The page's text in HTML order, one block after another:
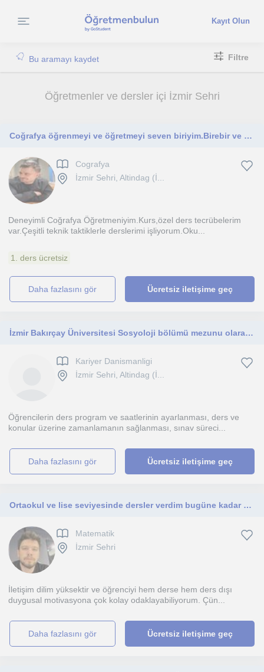
Kayıt Olun
Bu aramayı kaydet Filtre
Öğretmenler ve dersler içi İzmir Sehri
Coğrafya öğrenmeyi ve öğretmeyi seven biriyim.Birebir ve grup olarak Yüzyüze-Online Coğrafya-Sosyal Bilgiler özel dersi veriyorum
Cografya
İzmir Sehri, Altindag (İ...
Deneyimli Coğrafya Öğretmeniyim.Kurs,özel ders tecrübelerim
var.Çeşitli teknik taktiklerle derslerimi işliyorum.Oku...
1. ders ücretsiz
daha fazlasını gör Ücretsiz iletişime geç
İzmir Bakırçay Üniversitesi Sosyoloji bölümü mezunu olarak YKS ve LGS öğrencilerine sınav süreci boyunca hazırlık sağlıyorum.
Kariyer Danismanligi
İzmir Sehri, Altindag (İ...
Öğrencilerin ders program ve saatlerinin ayarlanması, ders ve
konular üzerine zamanlamanın sağlanması, sınav süreci...
daha fazlasını gör Ücretsiz iletişime geç
Ortaokul ve lise seviyesinde dersler verdim bugüne kadar hem özel ders olarak hem de online olarak.
Matematik
İzmir Sehri
İletişim dilim yüksektir ve öğrenciyi hem derse hem ders dışı
duygusal motivasyona çok kolay odaklayabiliyorum. Çün...
daha fazlasını gör Ücretsiz iletişime geç